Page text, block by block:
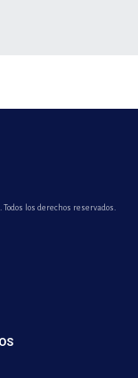
Todos los derechos reservados.